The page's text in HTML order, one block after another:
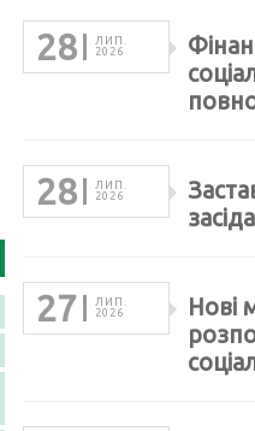
28
ЛИП.
2026
28
ЛИП.
2026
27
ЛИП.
2026
Нові